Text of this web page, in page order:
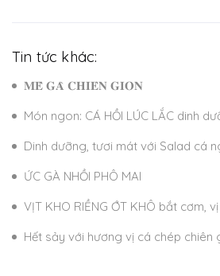
Tin tức khác:
𝐌𝐄̂̀ 𝐆𝐀̀ 𝐂𝐇𝐈𝐄̂𝐍 𝐆𝐈𝐎̀𝐍
Món ngon: CÁ HỒI LÚC LẮC dinh
Dinh dưỡng, tươi mát với Salad cá
ỨC GÀ NHỒI PHÔ MAI
VỊT KHO RIỀNG ỚT KHÔ bắt cơm,
Hết sảy với hương vị cá chép chiên